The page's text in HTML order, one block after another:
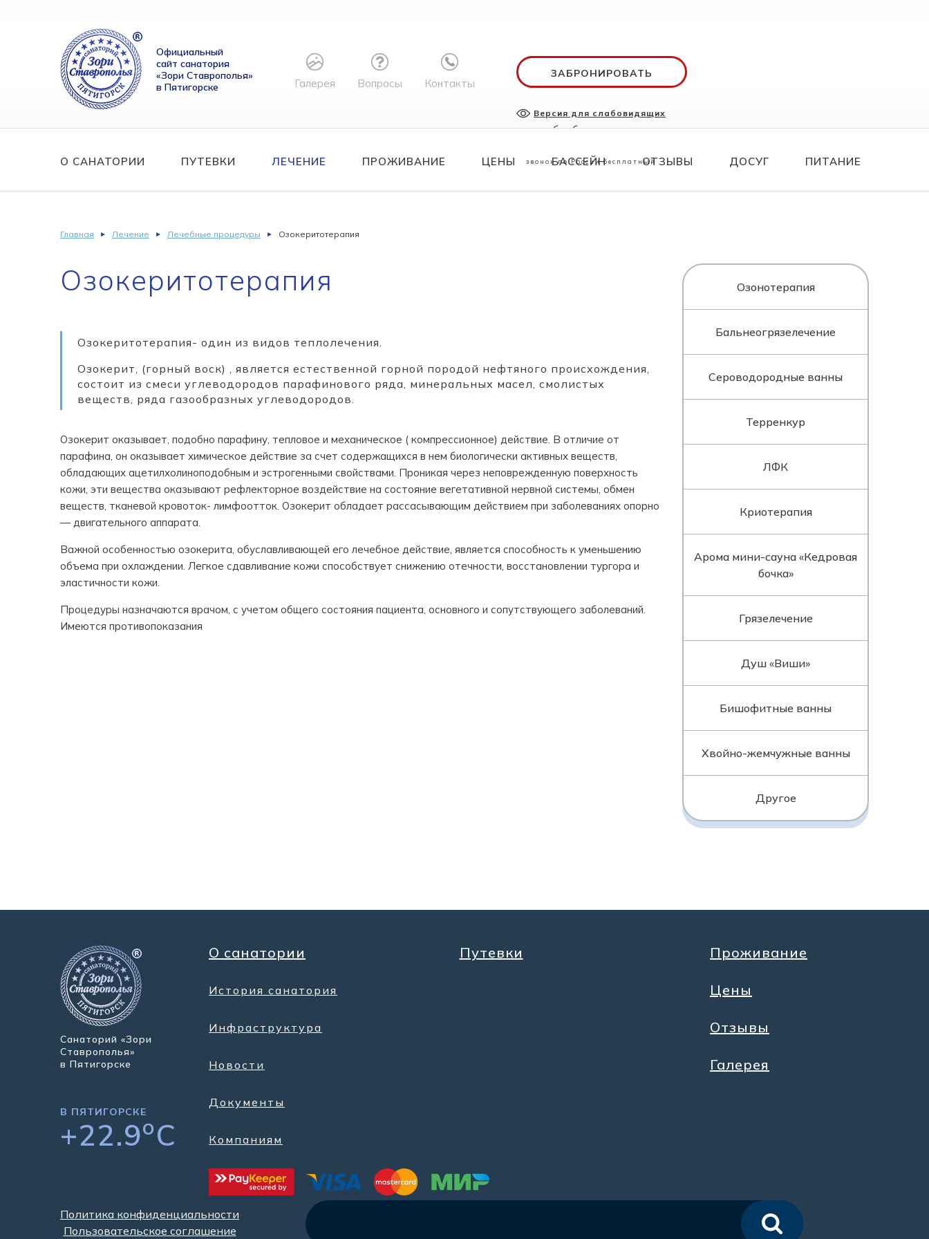
Официальный
сайт санатория
«Зори Ставрополья»
в Пятигорске
Галерея Вопросы Контакты
ЗАБРОНИРОВАТЬ
Версия для слабовидящих
служба бронирования
звонок по России бесплатный
О САНАТОРИИ ПУТЕВКИ ЛЕЧЕНИЕ ПРОЖИВАНИЕ ЦЕНЫ БАССЕЙН ОТЗЫВЫ ДОСУГ ПИТАНИЕ
Главная Лечение Лечебные процедуры Озокеритотерапия
Озокеритотерапия
Озокеритотерапия- один из видов теплолечения.
Озокерит, (горный воск) , является естественной горной породой нефтяного происхождения,
состоит из смеси углеводородов парафинового ряда, минеральных масел, смолистых
веществ, ряда газообразных углеводородов.
Озокерит оказывает, подобно парафину, тепловое и механическое ( компрессионное) действие. В отличие от
парафина, он оказывает химическое действие за счет содержащихся в нем биологически активных веществ,
обладающих ацетилхолиноподобным и эстрогенными свойствами. Проникая через неповрежденную поверхность
кожи, эти вещества оказывают рефлекторное воздействие на состояние вегетативной нервной системы, обмен
веществ, тканевой кровоток- лимфоотток. Озокерит обладает рассасывающим действием при заболеваниях опорно
— двигательного аппарата.
Важной особенностью озокерита, обуславливающей его лечебное действие, является способность к уменьшению
объема при охлаждении. Легкое сдавливание кожи способствует снижению отечности, восстановлении тургора и
эластичности кожи.
Процедуры назначаются врачом, с учетом общего состояния пациента, основного и сопутствующего заболеваний.
Имеются противопоказания
Озонотерапия
Бальнеогрязелечение
Сероводородные ванны
Терренкур
ЛФК
Криотерапия
Арома мини-сауна «Кедровая
бочка»
Грязелечение
Душ «Виши»
Бишофитные ванны
Хвойно-жемчужные ванны
Другое
Санаторий «Зори
Ставрополья»
в Пятигорске
В ПЯТИГОРСКЕ
+22.9oC
О санатории
История санатория
Инфраструктура
Новости
Документы
Компаниям
Путевки Проживание
Цены
Отзывы
Галерея
Политика конфиденциальности
Пользовательское соглашение